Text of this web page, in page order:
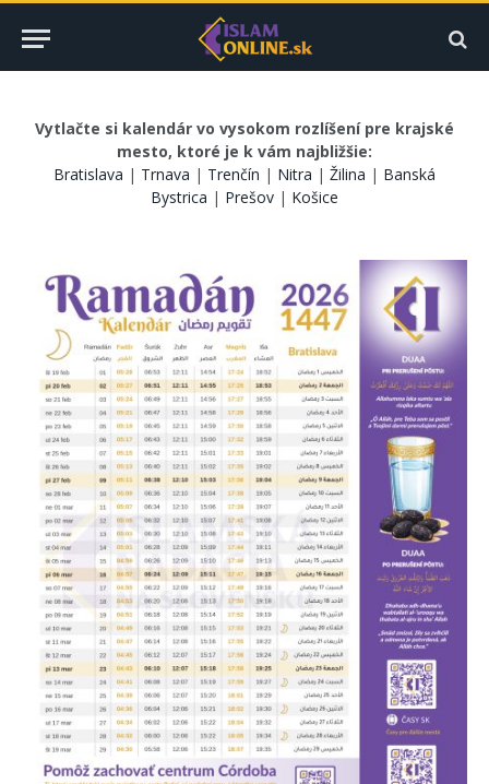
Vytlačte si kalendár vo vysokom rozlíšení pre krajské
mesto, ktoré je k vám najbližšie:
Bratislava | Trnava | Trenčín | Nitra | Žilina | Banská
Bystrica | Prešov | Košice